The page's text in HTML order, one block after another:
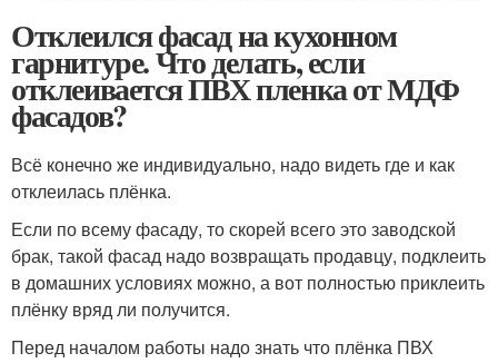
Отклеился фасад на кухонном
гарнитуре. Что делать, если
отклеивается ПВХ пленка от МДФ
фасадов?
Всё конечно же индивидуально, надо видеть где и как
отклеилась плёнка.
Если по всему фасаду, то скорей всего это заводской
брак, такой фасад надо возвращать продавцу, подклеить
в домашних условиях можно, а вот полностью приклеить
плёнку вряд ли получится.
Перед началом работы надо знать что плёнка ПВХ